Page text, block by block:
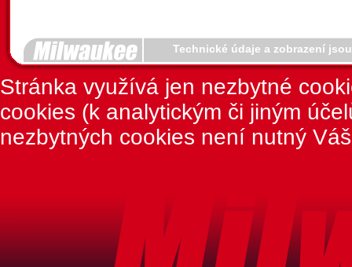
Technické údaje a zobrazení
Stránka využívá jen nezbytné
cookies (k analytickým či jiným
nezbytných cookies není nutný